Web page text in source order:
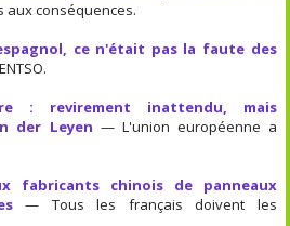
aux conséquences.
ce n'était pas la faute des
: revirement inattendu, mais
der Leyen — L'union européenne a
fabricants chinois de panneaux
— Tous les français doivent les